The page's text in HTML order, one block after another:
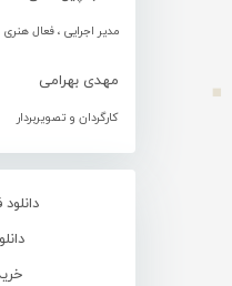
مدیر اجرایی ، فعال هنری
مهدی بهرامی
کارگردان و تصویربردار
دانلود